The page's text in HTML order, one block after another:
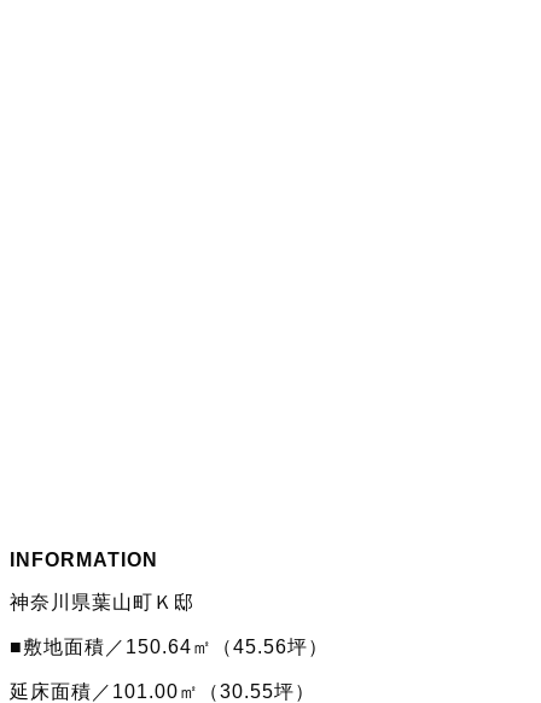
INFORMATION
神奈川県葉山町Ｋ邸
■敷地面積／150.64㎡（45.56坪）
延床面積／101.00㎡（30.55坪）